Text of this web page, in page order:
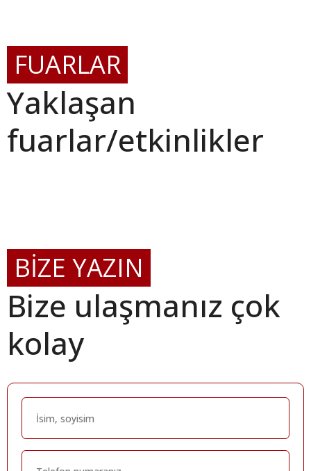
FUARLAR
Yaklaşan
fuarlar/etkinlikler
BİZE YAZIN
Bize ulaşmanız çok
kolay